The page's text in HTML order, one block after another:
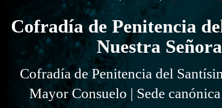
Secondary menu
Cofradía de Penitencia
Nuestra
Cofradía de Penitencia del
Mayor Consuelo | Sede